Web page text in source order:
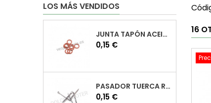
LOS MÁS VENDIDOS
JUNTA TAPÓN ACEITE VESPA
Precio
0,15 €
PASADOR TUERCA RUEDA VESPA
Precio
0,15 €
16